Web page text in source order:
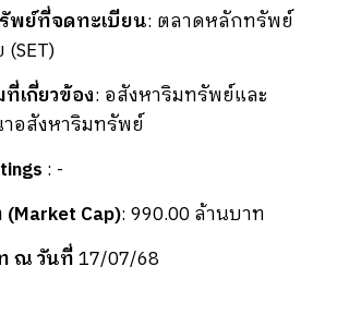
พย์ที่จดทะเบียน: ตลาดหลักทรัพย์
(SET)
เกี่ยวข้อง: อสังหาริมทรัพย์และ
อสังหาริมทรัพย์
: -
Cap): 990.00 ล้านบาท
ณ วันที่17/07/68